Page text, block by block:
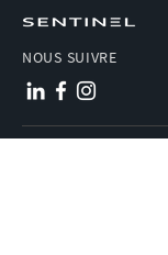
NOUS SUIVRE